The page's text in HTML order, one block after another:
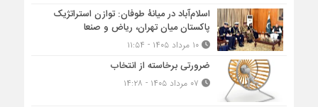
اسلام‌آباد در میانۀ طوفان: توازن استراتژیک
پاکستان میان تهران، ریاض و صنعا
۱۰ مرداد ۱۴۰۵ - ۱۱:۵۴
ضرورتی برخاسته از انتخاب